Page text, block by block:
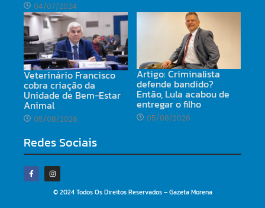
04/07/2024
Veterinário Francisco
cobra criação da
Unidade de Bem-Estar
Animal
05/08/2026
Artigo: Criminalista
defende bandido?
Então, Lula acabou de
entregar o filho
05/08/2026
Redes Sociais
© 2024 Todos Os Direitos Reservados – Gazeta Morena